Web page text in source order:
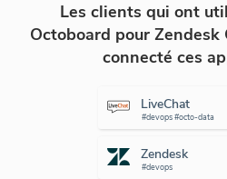
Les clients qui ont
Octoboard pour
connecté ces
LiveChat
#devops #octo-data
Zendesk
#devops